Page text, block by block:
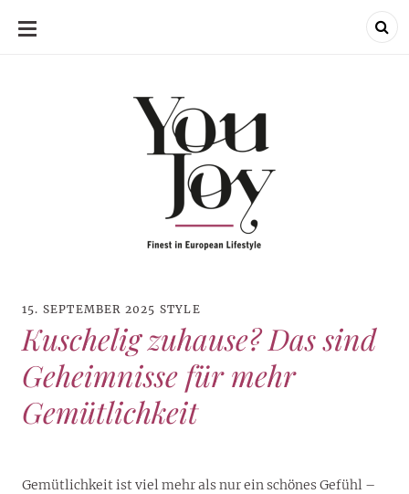
SKIP
YouJoy
15. SEPTEMBER 2025 STYLE
Kuschelig zuhause? Das sind
Geheimnisse für mehr
Gemütlichkeit
Gemütlichkeit ist viel mehr als nur ein schönes Gefühl –